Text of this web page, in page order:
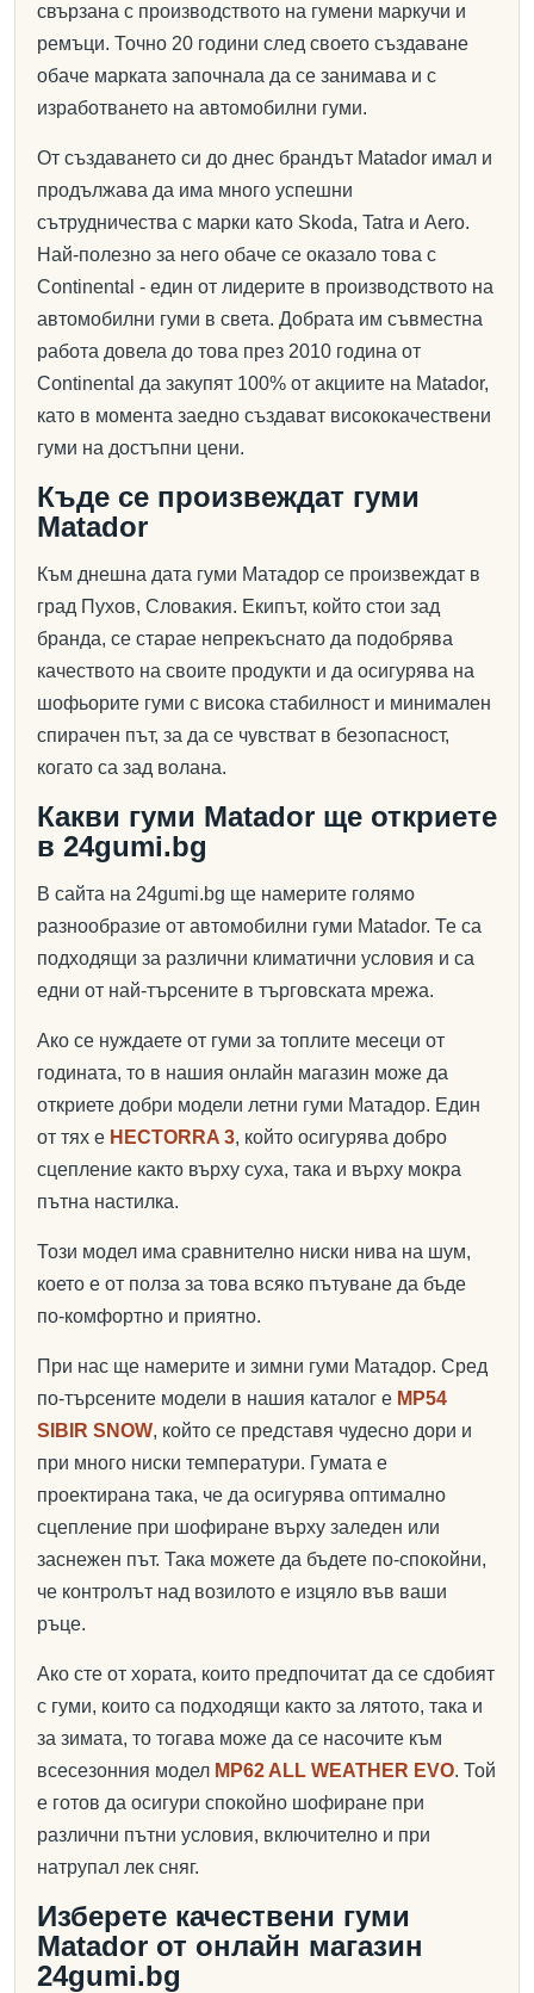
свързана с производството на гумени маркучи и
ремъци. Точно 20 години след своето създаване
обаче марката започнала да се занимава и с
изработването на автомобилни гуми.
От създаването си до днес брандът Matador имал и
продължава да има много успешни
сътрудничества с марки като Skoda, Tatra и Aero.
Най-полезно за него обаче се оказало това с
Continental - един от лидерите в производството на
автомобилни гуми в света. Добрата им съвместна
работа довела до това през 2010 година от
Continental да закупят 100% от акциите на Matador,
като в момента заедно създават висококачествени
гуми на достъпни цени.
Къде се произвеждат гуми
Matador
Към днешна дата гуми Матадор се произвеждат в
град Пухов, Словакия. Екипът, който стои зад
бранда, се старае непрекъснато да подобрява
качеството на своите продукти и да осигурява на
шофьорите гуми с висока стабилност и минимален
спирачен път, за да се чувстват в безопасност,
когато са зад волана.
Какви гуми Matador ще откриете
в 24gumi.bg
В сайта на 24gumi.bg ще намерите голямо
разнообразие от автомобилни гуми Matador. Те са
подходящи за различни климатични условия и са
едни от най-търсените в търговската мрежа.
Ако се нуждаете от гуми за топлите месеци от
годината, то в нашия онлайн магазин може да
откриете добри модели летни гуми Матадор. Един
от тях е HECTORRA 3, който осигурява добро
сцепление както върху суха, така и върху мокра
пътна настилка.
Този модел има сравнително ниски нива на шум,
което е от полза за това всяко пътуване да бъде
по-комфортно и приятно.
При нас ще намерите и зимни гуми Матадор. Сред
по-търсените модели в нашия каталог е MP54
SIBIR SNOW, който се представя чудесно дори и
при много ниски температури. Гумата е
проектирана така, че да осигурява оптимално
сцепление при шофиране върху заледен или
заснежен път. Така можете да бъдете по-спокойни,
че контролът над возилото е изцяло във ваши
ръце.
Ако сте от хората, които предпочитат да се сдобият
с гуми, които са подходящи както за лятото, така и
за зимата, то тогава може да се насочите към
всесезонния модел MP62 ALL WEATHER EVO. Той
е готов да осигури спокойно шофиране при
различни пътни условия, включително и при
натрупал лек сняг.
Изберете качествени гуми
Matador от онлайн магазин
24gumi.bg